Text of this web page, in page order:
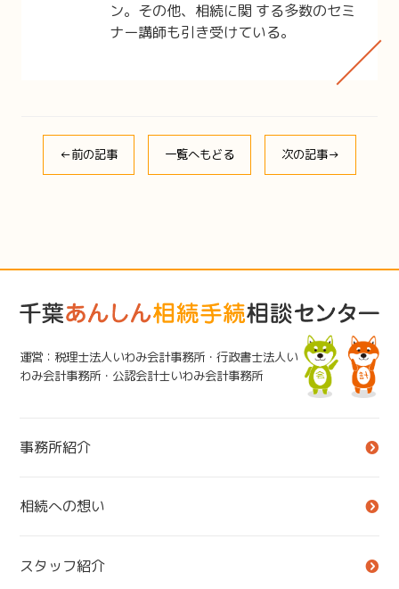
ン。その他、相続に関 する多数のセミ
ナー講師も引き受けている。
←前の記事 一覧へもどる 次の記事→
運営：税理士法人いわみ会計事務所・行政書士法人い
わみ会計事務所・公認会計士いわみ会計事務所
事務所紹介
相続への想い
スタッフ紹介